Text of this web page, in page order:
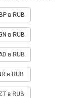
в RUB
в RUB
в RUB
в RUB
в RUB